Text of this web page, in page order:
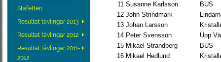
Stafetten
Resultat tävlingar 2013
Resultat tävlingar 2012
Resultat tävlingar 2011-
2012
11 Susanne Karlsson
BUS
12 John Strindmark
13 Johan Larsson
14 Peter Svensson
Upp
15 Mikael Strandberg
BUS
16 Mikael Hedlund